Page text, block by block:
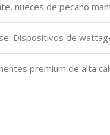
nueces de pecano
Dispositivos de
premium de alta